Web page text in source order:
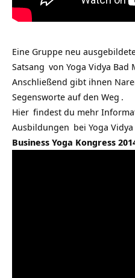
Eine Gruppe neu
Satsang von Yoga Vidya Bad
Anschließend gibt ihnen
Segensworte auf den Weg .
Hier findest du mehr
Ausbildungen bei Yoga Vidya
Business Yoga Kongress